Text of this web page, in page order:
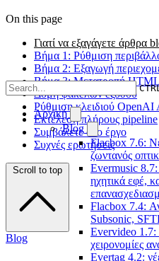
Αρχική
Blog
Flacbox 7.6:
ζωντανός
Evermusic
ηχητικά εφέ,
Flacbox 7.4:
Subsonic,
Evervideo 1.7:
χειρονομίες
Evertag 4.2:
On this page
Γιατί να εξαγάγετε άρθρα
Βήμα 1: Ρύθμιση
Βήμα 2: Εξαγωγή
Βήμα 3: Μετατροπή
Δομή φακέλων εξόδου
Ρύθμιση κλειδιού OpenAI
Εκτέλεση πλήρους pipeline
Συμβάλετε στο έργο
Συχνές ερωτήσεις
Scroll to top
Blog